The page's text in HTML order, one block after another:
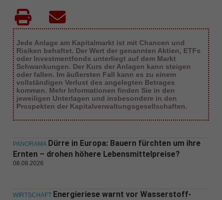
Jede Anlage am Kapitalmarkt ist mit Chancen und
Risiken behaftet. Der Wert der genannten Aktien, ETFs
oder Investmentfonds unterliegt auf dem Markt
Schwankungen. Der Kurs der Anlagen kann steigen
oder fallen. Im äußersten Fall kann es zu einem
vollständigen Verlust des angelegten Betrages
kommen. Mehr Informationen finden Sie in den
jeweiligen Unterlagen und insbesondere in den
Prospekten der Kapitalverwaltungsgesellschaften.
PANORAMA Dürre in Europa: Bauern fürchten um ihre
Ernten – drohen höhere Lebensmittelpreise?
08.08.2026
WIRTSCHAFT Energieriese warnt vor Wasserstoff-